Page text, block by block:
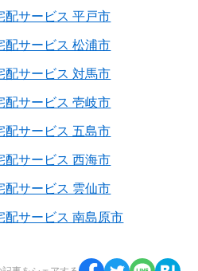
配サービス 平戸市
配サービス 松浦市
配サービス 対馬市
配サービス 壱岐市
配サービス 五島市
配サービス 西海市
配サービス 雲仙市
配サービス 南島原市